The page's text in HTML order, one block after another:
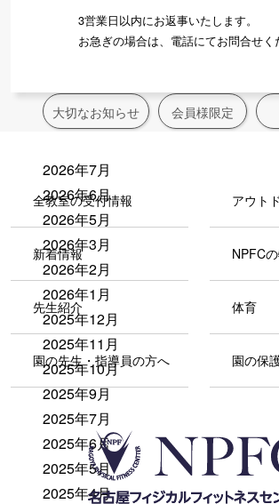
新着情報アーカイブス
大切なお知らせ 会員様限定
2026年7月
2026年6月
2026年5月
2026年3月
2026年2月
2026年1月
2025年12月
2025年11月
2025年10月
2025年9月
2025年7月
2025年6月
2025年5月
2025年4月
3営業日以内にお返事いたします。
お急ぎの場合は、電話にてお問合せく
全教室の受付情報 アウト
新着情報 NPFC
先生紹介 体育
園の先生・指導員の方へ 園の保